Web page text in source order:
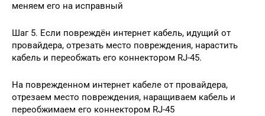
меняем его на исправный
Шаг 5. Если повреждён интернет кабель, идущий от
провайдера, отрезать место повреждения, нарастить
кабель и переобжать его коннектором RJ-45.
На поврежденном интернет кабеле от провайдера,
отрезаем место повреждения, наращиваем кабель и
переобжимаем его коннектором RJ-45